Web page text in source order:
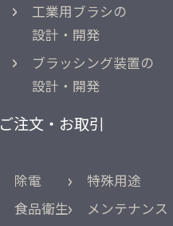
工業用ブラシの
設計・開発
ブラッシング装置の
設計・開発
ご注文・お取引
除電
食品衛生
特殊用途
メンテナンス